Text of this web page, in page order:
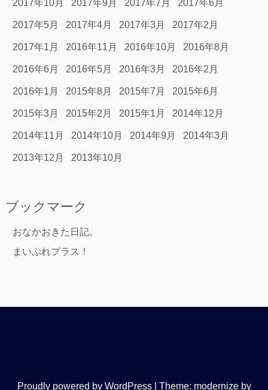
2017年10月 2017年9月 2017年7月 2017年6月
2017年5月 2017年4月 2017年3月 2017年2月
2017年1月 2016年11月 2016年10月 2016年8月
2016年6月 2016年5月 2016年3月 2016年2月
2016年1月 2015年8月 2015年7月 2015年6月
2015年3月 2015年2月 2015年1月 2014年12月
2014年11月 2014年10月 2014年9月 2014年3月
2013年12月 2013年10月
ブックマーク
おなかおきた日記。
まいぷれプラス！
Proudly powered by WordPress Theme: modernize by